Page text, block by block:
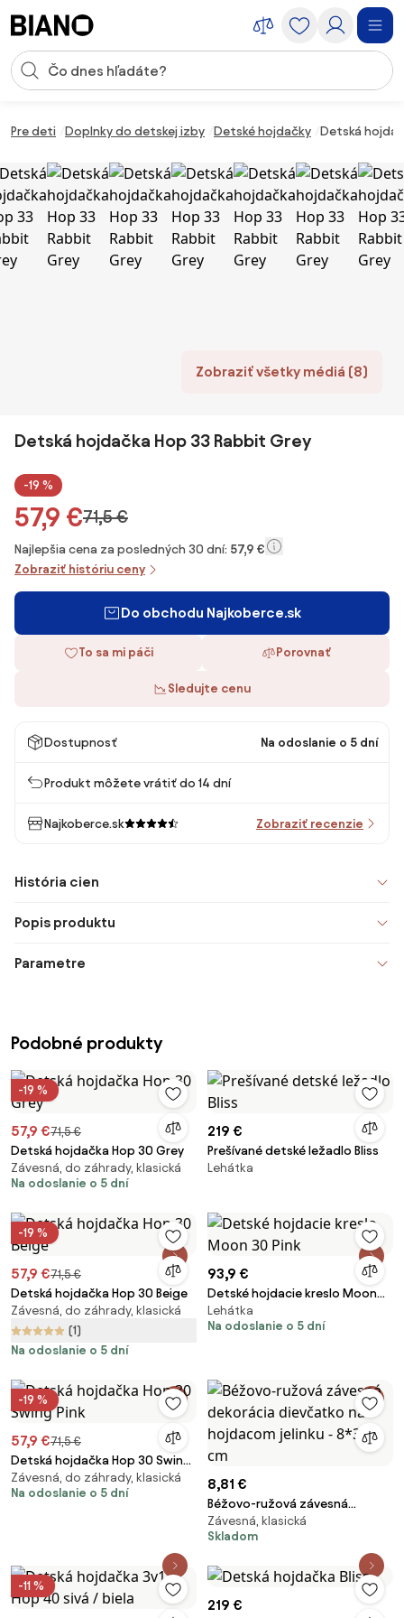
Vstup pre vyhľadávanie
Pre deti Doplnky do detskej izby Detské hojdačky Detská
Zobraziť všetky médiá (8)
Detská hojdačka Hop 33 Rabbit Grey
-19 %
57,9 €71,5 €
Najlepšia cena za posledných 30 dní: 57,9 €
Zobraziť históriu ceny
Do obchodu Najkoberce.sk
To sa mi páči Porovnať
Sledujte cenu
Dostupnosť Na odoslanie o 5 dní
Produkt môžete vrátiť do 14 dní
Najkoberce.sk Zobraziť recenzie
História cien
Popis produktu
Parametre
Podobné produkty
-19 %
57,9 €71,5 €
Detská hojdačka Hop 30 Grey
Závesná, do záhrady, klasická
Na odoslanie o 5 dní
219 €
Prešívané detské ležadlo Bliss
Lehátka
-19 %
57,9 €71,5 €
Detská hojdačka Hop 30 Beige
Závesná, do záhrady, klasická
(1)
Na odoslanie o 5 dní
93,9 €
Detské hojdacie kreslo Moon
30 Pink
Lehátka
Na odoslanie o 5 dní
-19 %
57,9 €71,5 €
Detská hojdačka Hop 30 Swing
Pink
Závesná, do záhrady, klasická
Na odoslanie o 5 dní
8,81 €
Béžovo-ružová závesná
dekorácia dievčatko na
hojdacom jelinku - 8*3*9 cm
Závesná, klasická
Skladom
-11 %
219 €